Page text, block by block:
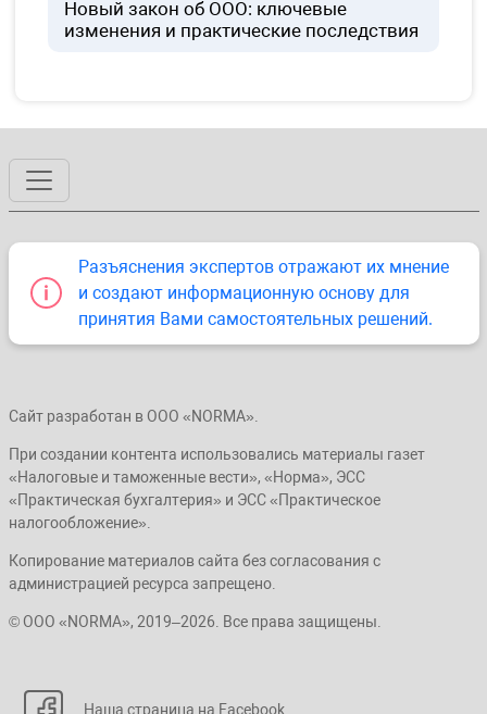
Новый закон об ООО: ключевые
изменения и практические последствия
Разъяснения экспертов отражают их мнение
и создают информационную основу для
принятия Вами самостоятельных решений.
Сайт разработан в ООО «NORMA».
При создании контента использовались материалы газет
«Налоговые и таможенные вести», «Норма», ЭСС
«Практическая бухгалтерия» и ЭСС «Практическое
налогообложение».
Копирование материалов сайта без согласования с
администрацией ресурса запрещено.
© ООО «NORMA», 2019–2026. Все права защищены.
Наша страница на Facebook